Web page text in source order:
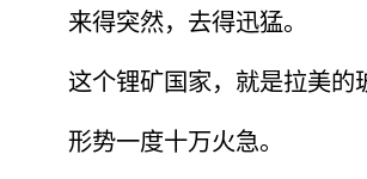
来得突然，去得迅猛。
这个锂矿国家，就是拉美的
形势一度十万火急。